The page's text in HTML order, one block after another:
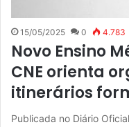
15/05/2025 0 4.783
Novo Ensino
CNE orienta
itinerários
Publicada no Diário